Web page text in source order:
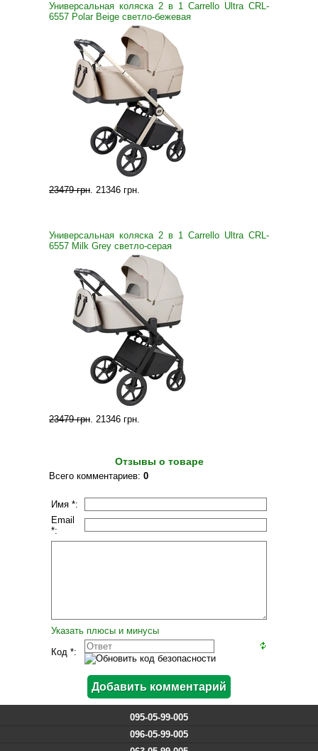
Универсальная коляска 2 в 1 Carrello Ultra CRL-
6557 Polar Beige светло-бежевая
23479 грн. 21346 грн.
Универсальная коляска 2 в 1 Carrello Ultra CRL-
6557 Milk Grey светло-серая
23479 грн. 21346 грн.
Отзывы о товаре
Всего комментариев: 0
Имя *:
Email
*:
Указать плюсы и минусы
Код *:
095-05-99-005
096-05-99-005